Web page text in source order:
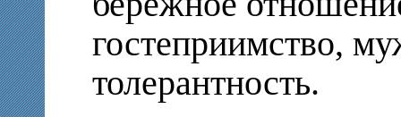
гостеприимство,
толерантность.